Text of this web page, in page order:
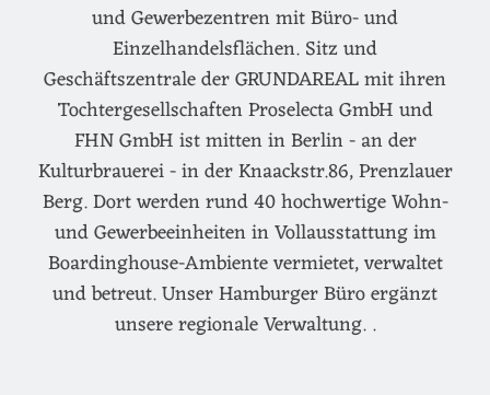
und Gewerbezentren mit Büro- und
Einzelhandelsflächen. Sitz und
Geschäftszentrale der GRUNDAREAL mit ihren
Tochtergesellschaften Proselecta GmbH und
FHN GmbH ist mitten in Berlin - an der
Kulturbrauerei - in der Knaackstr.86, Prenzlauer
Berg. Dort werden rund 40 hochwertige Wohn-
und Gewerbeeinheiten in Vollausstattung im
Boardinghouse-Ambiente vermietet, verwaltet
und betreut. Unser Hamburger Büro ergänzt
unsere regionale Verwaltung. .